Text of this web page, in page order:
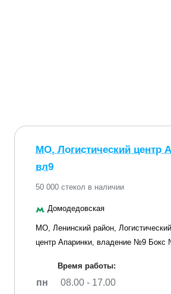
МО, Логистический центр
вл9
50 000 стекол в наличии
Домодедовская
МО, Ленинский район, Логистический
центр Апаринки, владение №9 Бокс
Время работы:
пн
08.00 - 17.00